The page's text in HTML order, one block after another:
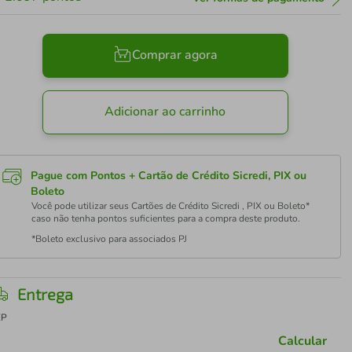
Comprar agora
Adicionar ao carrinho
Pague com Pontos + Cartão de Crédito Sicredi, PIX ou
Boleto
Você pode utilizar seus Cartões de Crédito Sicredi , PIX ou Boleto*
caso não tenha pontos suficientes para a compra deste produto.
*Boleto exclusivo para associados PJ
Entrega
Calcular